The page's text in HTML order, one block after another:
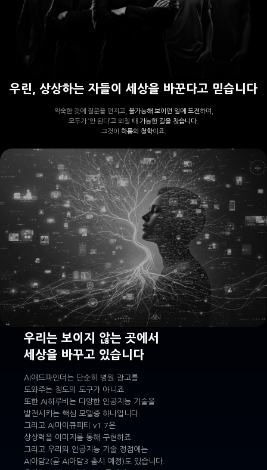
우린, 상상하는 자들이 세상을 바꾼다고 믿습니다
익숙한 것에 질문을 던지고, 불가능해 보이던 일에 도전하며,
모두가 ‘안 된다’고 외칠 때 가능한 길을 찾습니다.
그것이 하룹의 철학이죠.
우리는 보이지 않는 곳에서
세상을 바꾸고 있습니다
AI애드파인더는 단순히 병원 광고를
도와주는 정도의 도구가 아니죠.
또한 AI하루비는 다양한 인공지능 기술을
발전시키는 핵심 모델중 하나입니다.
그리고 AI마이큐피티 v1.7은
상상력을 이미지를 통해 구현하죠.
그리고 우리의 인공지능 기술 정점에는
AI아담2(곧 AI아담3 출시 예정)도 있습니다.